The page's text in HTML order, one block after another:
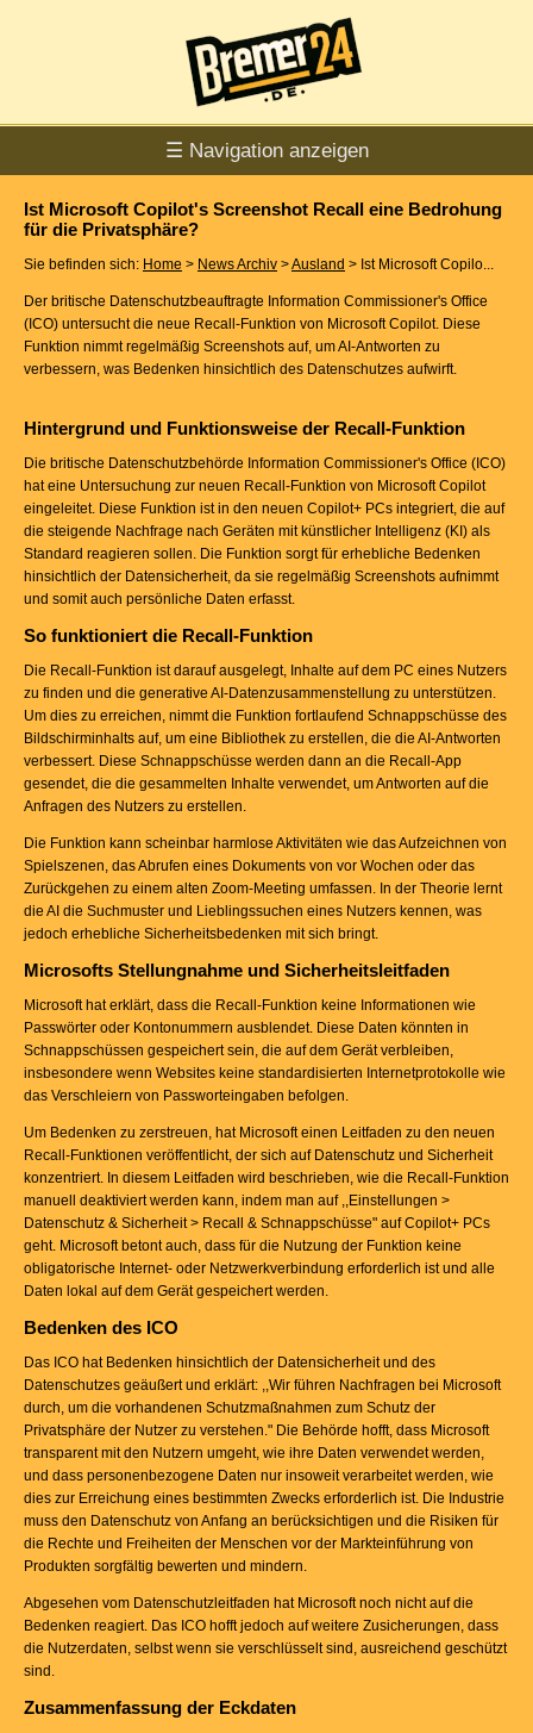
☰ Navigation anzeigen
Ist Microsoft Copilot's Screenshot Recall eine Bedrohung
für die Privatsphäre?
Sie befinden sich: Home > News Archiv >Ausland > Ist Microsoft Copilo...
Der britische Datenschutzbeauftragte Information Commissioner's Office
(ICO) untersucht die neue Recall-Funktion von Microsoft Copilot. Diese
Funktion nimmt regelmäßig Screenshots auf, um AI-Antworten zu
verbessern, was Bedenken hinsichtlich des Datenschutzes aufwirft.
Hintergrund und Funktionsweise der Recall-Funktion
Die britische Datenschutzbehörde Information Commissioner's Office (ICO)
hat eine Untersuchung zur neuen Recall-Funktion von Microsoft Copilot
eingeleitet. Diese Funktion ist in den neuen Copilot+ PCs integriert, die auf
die steigende Nachfrage nach Geräten mit künstlicher Intelligenz (KI) als
Standard reagieren sollen. Die Funktion sorgt für erhebliche Bedenken
hinsichtlich der Datensicherheit, da sie regelmäßig Screenshots aufnimmt
und somit auch persönliche Daten erfasst.
So funktioniert die Recall-Funktion
Die Recall-Funktion ist darauf ausgelegt, Inhalte auf dem PC eines Nutzers
zu finden und die generative AI-Datenzusammenstellung zu unterstützen.
Um dies zu erreichen, nimmt die Funktion fortlaufend Schnappschüsse des
Bildschirminhalts auf, um eine Bibliothek zu erstellen, die die AI-Antworten
verbessert. Diese Schnappschüsse werden dann an die Recall-App
gesendet, die die gesammelten Inhalte verwendet, um Antworten auf die
Anfragen des Nutzers zu erstellen.
Die Funktion kann scheinbar harmlose Aktivitäten wie das Aufzeichnen von
Spielszenen, das Abrufen eines Dokuments von vor Wochen oder das
Zurückgehen zu einem alten Zoom-Meeting umfassen. In der Theorie lernt
die AI die Suchmuster und Lieblingssuchen eines Nutzers kennen, was
jedoch erhebliche Sicherheitsbedenken mit sich bringt.
Microsofts Stellungnahme und Sicherheitsleitfaden
Microsoft hat erklärt, dass die Recall-Funktion keine Informationen wie
Passwörter oder Kontonummern ausblendet. Diese Daten könnten in
Schnappschüssen gespeichert sein, die auf dem Gerät verbleiben,
insbesondere wenn Websites keine standardisierten Internetprotokolle wie
das Verschleiern von Passworteingaben befolgen.
Um Bedenken zu zerstreuen, hat Microsoft einen Leitfaden zu den neuen
Recall-Funktionen veröffentlicht, der sich auf Datenschutz und Sicherheit
konzentriert. In diesem Leitfaden wird beschrieben, wie die Recall-Funktion
manuell deaktiviert werden kann, indem man auf ,,Einstellungen >
Datenschutz & Sicherheit > Recall & Schnappschüsse" auf Copilot+ PCs
geht. Microsoft betont auch, dass für die Nutzung der Funktion keine
obligatorische Internet- oder Netzwerkverbindung erforderlich ist und alle
Daten lokal auf dem Gerät gespeichert werden.
Bedenken des ICO
Das ICO hat Bedenken hinsichtlich der Datensicherheit und des
Datenschutzes geäußert und erklärt: ,,Wir führen Nachfragen bei Microsoft
durch, um die vorhandenen Schutzmaßnahmen zum Schutz der
Privatsphäre der Nutzer zu verstehen." Die Behörde hofft, dass Microsoft
transparent mit den Nutzern umgeht, wie ihre Daten verwendet werden,
und dass personenbezogene Daten nur insoweit verarbeitet werden, wie
dies zur Erreichung eines bestimmten Zwecks erforderlich ist. Die Industrie
muss den Datenschutz von Anfang an berücksichtigen und die Risiken für
die Rechte und Freiheiten der Menschen vor der Markteinführung von
Produkten sorgfältig bewerten und mindern.
Abgesehen vom Datenschutzleitfaden hat Microsoft noch nicht auf die
Bedenken reagiert. Das ICO hofft jedoch auf weitere Zusicherungen, dass
die Nutzerdaten, selbst wenn sie verschlüsselt sind, ausreichend geschützt
sind.
Zusammenfassung der Eckdaten